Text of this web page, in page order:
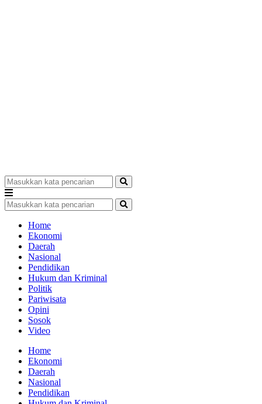
Home
Ekonomi
Daerah
Nasional
Pendidikan
Hukum dan Kriminal
Politik
Pariwisata
Opini
Sosok
Video
Home
Ekonomi
Daerah
Nasional
Pendidikan